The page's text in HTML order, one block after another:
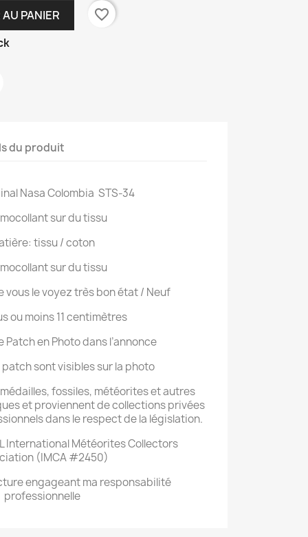
PANIER
favorite_border
du produit
Nasa Colombia STS-34
sur du tissu
tissu / coton
sur du tissu
vous le voyez très bon état / Neuf
ou moins 11 centimètres
Patch en Photo dans l’annonce
patch sont visibles sur la photo
fossiles, météorites et autres
et proviennent de collections privées
dans le respect de la législation.
International Météorites Collectors
(IMCA #2450)
engageant ma responsabilité
professionnelle